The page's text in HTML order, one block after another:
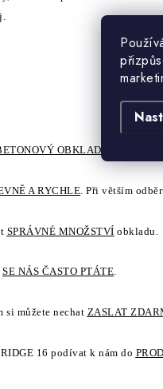
OBKLAD
A RYCHLE. Při větším
SPRÁVNÉ MNOŽSTVÍ obkladu.
SE NÁS ČASTO PTÁTE.
si můžete nechat ZASLAT
16 podívat k nám do